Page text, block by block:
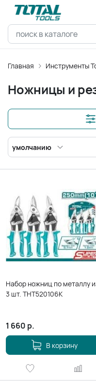
Главная Инструменты
Ножницы и
умолчанию
Набор ножниц по металлу
3 шт. THT520106K
1 660 р.
В корзину